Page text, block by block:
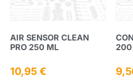
AIR SENSOR CLEAN
PRO 250 ML
10,95 €